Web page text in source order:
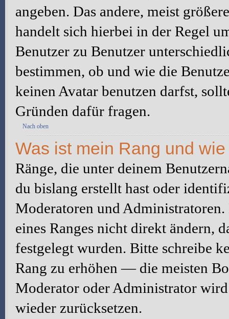
angeben. Das andere, meist
handelt sich hierbei in der Regel
Benutzer zu Benutzer
bestimmen, ob und wie die
keinen Avatar benutzen darfst,
Gründen dafür fragen.
Nach oben
Was ist mein Rang und
Ränge, die unter deinem
du bislang erstellt hast oder
Moderatoren und
eines Ranges nicht direkt ändern,
festgelegt wurden. Bitte schreibe
Rang zu erhöhen — die meisten
Moderator oder Administrator
wieder zurücksetzen.